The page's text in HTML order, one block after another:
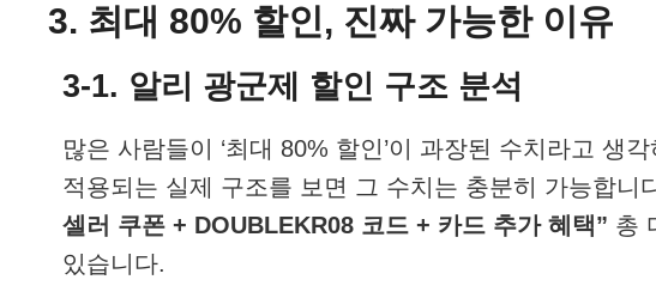
3. 최대 80% 할인, 진짜 가능한 이유
3-1. 알리 광군제 할인 구조 분석
많은 사람들이 ‘최대 80% 할인’이 과장된 수치라고 생
적용되는 실제 구조를 보면 그 수치는 충분히 가능합니
셀러 쿠폰 + DOUBLEKR08 코드 + 카드 추가 혜택” 총
있습니다.